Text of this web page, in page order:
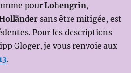
pourLohengrin,
sans être mitigée, est
Pour les descriptions
Gloger, je vous renvoie aux
.